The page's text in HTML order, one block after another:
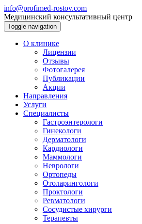
info@profimed-rostov.com
Медицинский консультативный центр
Toggle navigation
О клинике
Лицензии
Отзывы
Фотогалерея
Публикации
Акции
Направления
Услуги
Специалисты
Гастроэнтерологи
Гинекологи
Дерматологи
Кардиологи
Маммологи
Неврологи
Ортопеды
Отоларингологи
Проктологи
Ревматологи
Сосудистые хирурги
Терапевты